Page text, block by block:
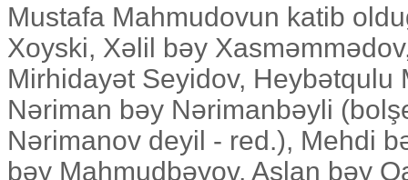
Mustafa Mahmudovun katib
Xoyski, Xəlil bəy
Mirhidayət Seyidov, Heybətqulu
Nəriman bəy Nərimanbəyli
Nərimanov deyil - red.), Mehdi
bəy Mahmudbəyov, Aslan bəy